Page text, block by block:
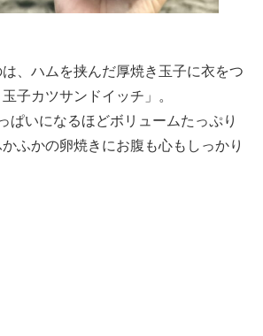
、ハムを挟んだ厚焼き玉子に衣をつ
子カツサンドイッチ」。
ぱいになるほどボリュームたっぷり
ふかの卵焼きにお腹も心もしっかり